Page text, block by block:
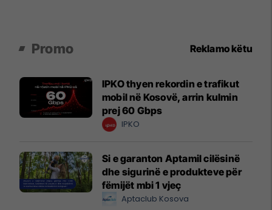
Promo Reklamo këtu
IPKO thyen rekordin e trafikut
mobil në Kosovë, arrin kulmin
prej 60 Gbps
IPKO
Si e garanton Aptamil cilësinë
dhe sigurinë e produkteve për
fëmijët mbi 1 vjeç
Aptaclub Kosova